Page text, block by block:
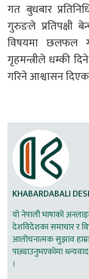
गत बुधबार
गुरुङले
विषयमा छलफल
गृहमन्त्रीले धम्की
गरिने आश्वासन
KHABARDABALI
यो नेपाली भाषाको
देशविदेशका समाचार र
आलोचनात्मक सुझाव
पछ्याउनुभएकोमा
।